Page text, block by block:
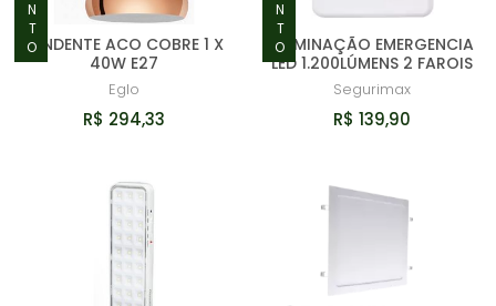
PENDENTE ACO COBRE 1 X
40W E27
Eglo
R$ 294,33
ILUMINAÇÃO EMERGENCIA
LED 1.200LÚMENS 2 FAROIS
Segurimax
R$ 139,90